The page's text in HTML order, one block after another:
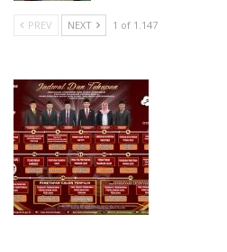
PREV NEXT 1 of 1.147